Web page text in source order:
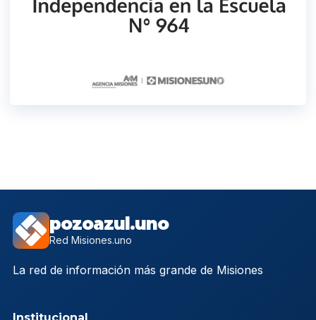
pozoazul.uno
Red Misiones.uno
La red de información más grande de Misiones